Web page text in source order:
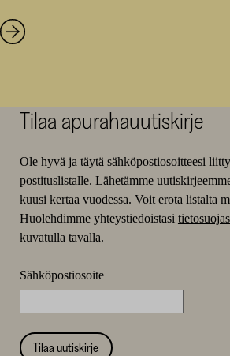
Tilaa apurahauutiskirje
Ole hyvä ja täytä sähköpostiosoitteesi
postituslistalle. Lähetämme
kuusi kertaa vuodessa. Voit erota listalta
Huolehdimme yhteystiedoistasi
kuvatulla tavalla.
Sähköpostiosoite
Tilaa uutiskirje